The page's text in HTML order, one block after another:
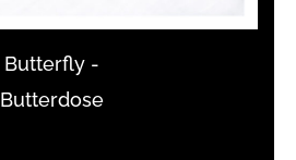
Butterfly -
Butterdose